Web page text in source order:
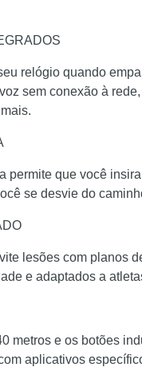
relógio quando
sem conexão à
permite que você
se desvie do
lesões com planos
e adaptados a
metros e os botões
aplicativos